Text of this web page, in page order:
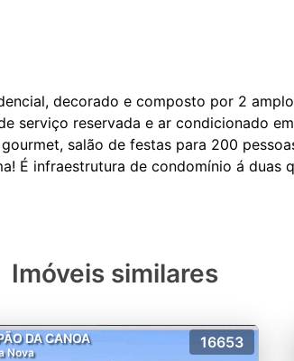
decorado e composto por 2
serviço reservada e ar condicionado
salão de festas para 200
Imóveis similares
DA CANOA
Nova
16653